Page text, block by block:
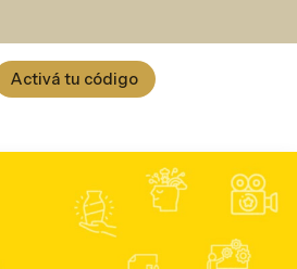
Activá tu código